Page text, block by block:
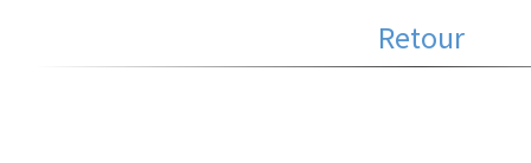
Retour